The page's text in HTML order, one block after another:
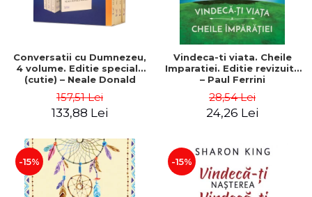
Conversatii cu Dumnezeu,
4 volume. Editie speciala
(cutie) – Neale Donald
157,51 Lei
133,88 Lei
Vindeca-ti viata. Cheile
Imparatiei. Editie revizuita
– Paul Ferrini
28,54 Lei
24,26 Lei
-15% -15%